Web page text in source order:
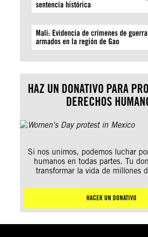
sentencia histórica
Malí: Evidencia de crímenes de
armados en la región de Gao
HAZ UN DONATIVO PARA
DERECHOS
Si nos unimos, podemos luchar
humanos en todas partes. Tu
transformar la vida de millones
HACER UN DONATIVO